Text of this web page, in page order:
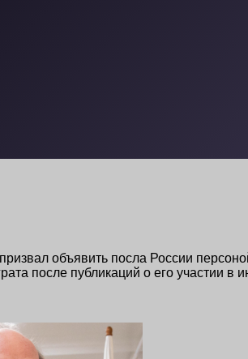
объявить посла России
после публикаций о его